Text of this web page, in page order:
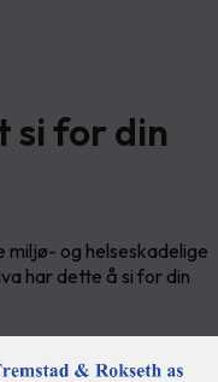
si for din
og helseskadelige
har dette å si for din